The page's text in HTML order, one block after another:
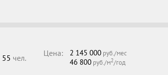
55 чел. Цена: 2 145 000 руб./мес
46 800 руб./м2/год